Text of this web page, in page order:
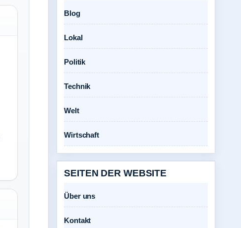
Blog
Lokal
Politik
Technik
Welt
Wirtschaft
SEITEN DER WEBSITE
Über uns
Kontakt